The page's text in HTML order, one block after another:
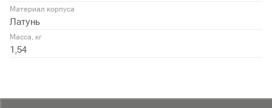
Материал корпуса
Латунь
Масса, кг
1,54